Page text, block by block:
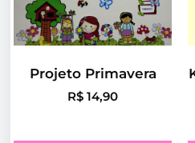
Projeto Primavera
R$ 14,90